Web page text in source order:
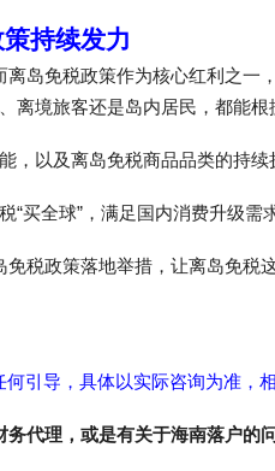
持续发力
岛免税政策作为核心红利之一
离境旅客还是岛内居民，都能
，以及离岛免税商品品类的持
“买全球” ，满足国内消费升级需
税政策落地举措，让离岛免税
引导，具体以实际咨询为准，
代理，或是有关于海南落户的